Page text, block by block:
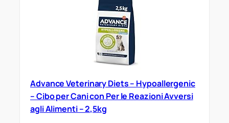
Advance Veterinary Diets – Hypoallergenic
– Cibo per Cani con Per le Reazioni Avversi
agli Alimenti – 2,5kg